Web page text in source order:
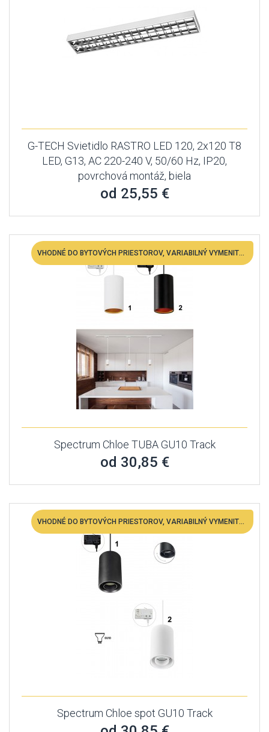
G-TECH Svietidlo RASTRO LED 120, 2x120 T8
LED, G13, AC 220-240 V, 50/60 Hz, IP20,
povrchová montáž, biela
od 25,55 €
VHODNÉ DO BYTOVÝCH PRIESTOROV, VARIABILNÝ VYMENITEĽNÁ LED
Spectrum Chloe TUBA GU10 Track
od 30,85 €
VHODNÉ DO BYTOVÝCH PRIESTOROV, VARIABILNÝ VYMENITEĽNÁ LED
Spectrum Chloe spot GU10 Track